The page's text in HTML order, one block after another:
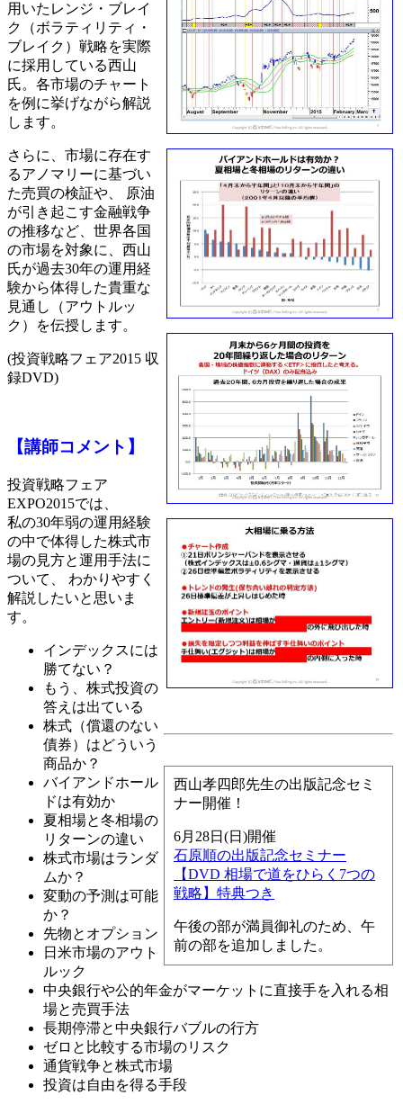
西山孝四郎先生の出版記念セミ
ナー開催！
6月28日(日)開催
石原順の出版記念セミナー
【DVD 相場で道をひらく7つの
戦略】特典つき
午後の部が満員御礼のため、午
前の部を追加しました。
用いたレンジ・ブレイ
ク（ボラティリティ・
ブレイク）戦略を実際
に採用している西山
氏。各市場のチャート
を例に挙げながら解説
します。
さらに、市場に存在す
るアノマリーに基づい
た売買の検証や、 原油
が引き起こす金融戦争
の推移など、世界各国
の市場を対象に、西山
氏が過去30年の運用経
験から体得した貴重な
見通し（アウトルッ
ク）を伝授します。
(投資戦略フェア2015 収
録DVD)
【講師コメント】
投資戦略フェア
EXPO2015では、
私の30年弱の運用経験
の中で体得した株式市
場の見方と運用手法に
ついて、 わかりやすく
解説したいと思いま
す。
インデックスには
勝てない？
もう、株式投資の
答えは出ている
株式（償還のない
債券）はどういう
商品か？
バイアンドホール
ドは有効か
夏相場と冬相場の
リターンの違い
株式市場はランダ
ムか？
変動の予測は可能
か？
先物とオプション
日米市場のアウト
ルック
中央銀行や公的年金がマーケットに直接手を入れる相
場と売買手法
長期停滞と中央銀行バブルの行方
ゼロと比較する市場のリスク
通貨戦争と株式市場
投資は自由を得る手段